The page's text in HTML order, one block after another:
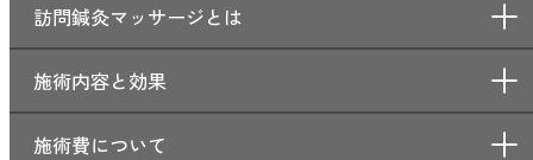
訪問鍼灸マッサージとは
施術内容と効果
施術費について